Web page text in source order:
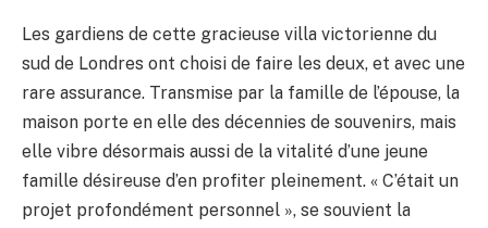
Les gardiens de cette gracieuse villa victorienne du
sud de Londres ont choisi de faire les deux, et avec une
rare assurance. Transmise par la famille de l’épouse, la
maison porte en elle des décennies de souvenirs, mais
elle vibre désormais aussi de la vitalité d’une jeune
famille désireuse d’en profiter pleinement. « C’était un
projet profondément personnel », se souvient la